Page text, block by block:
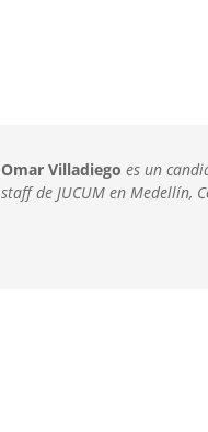
Omar Villadiego es un
staff de JUCUM en Medellín,